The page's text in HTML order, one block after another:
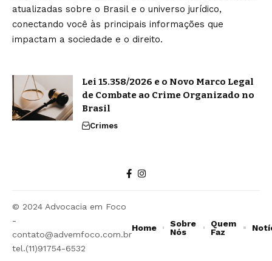
atualizadas sobre o Brasil e o universo jurídico,
conectando você às principais informações que
impactam a sociedade e o direito.
Lei 15.358/2026 e o Novo Marco Legal
de Combate ao Crime Organizado no
Brasil
Crimes
© 2024 Advocacia em Foco
-
contato@advemfoco.com.br
tel.(11)91754-6532
Home
Sobre
Nós
Quem
Faz